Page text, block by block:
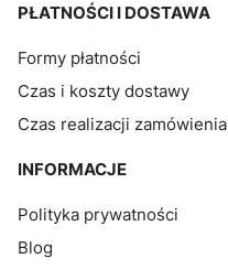
PŁATNOŚCI I DOSTAWA
Formy płatności
Czas i koszty dostawy
Czas realizacji zamówienia
INFORMACJE
Polityka prywatności
Blog